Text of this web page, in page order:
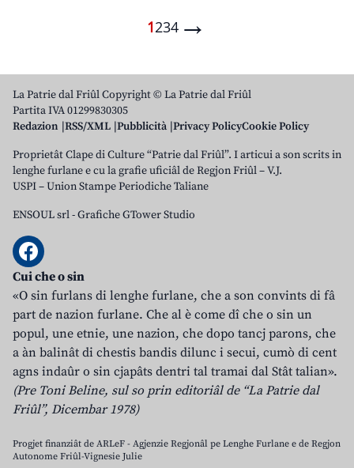
1234 →
La Patrie dal Friûl Copyright © La Patrie dal Friûl
Partita IVA 01299830305
Redazion RSS/XML Pubblicità Privacy PolicyCookie Policy
Proprietât Clape di Culture “Patrie dal Friûl”. I articui a son scrits in
lenghe furlane e cu la grafie uficiâl de Regjon Friûl – V.J.
USPI – Union Stampe Periodiche Taliane
ENSOUL srl-Grafiche GTower Studio
Cui che o sin
«O sin furlans di lenghe furlane, che a son convints di fâ
part de nazion furlane. Che al è come dî che o sin un
popul, une etnie, une nazion, che dopo tancj parons, che
a àn balinât di chestis bandis dilunc i secui, cumò di cent
agns indaûr o sin cjapâts dentri tal tramai dal Stât talian».
(Pre Toni Beline, sul so prin editoriâl de “La Patrie dal
Friûl”, Dicembar 1978)
Progjet finanziât de ARLeF - Agjenzie Regjonâl pe Lenghe Furlane e de Regjon
Autonome Friûl-Vignesie Julie